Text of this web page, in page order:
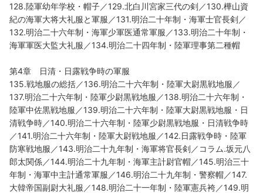
128.陸軍幼年学校・帽子／129.北白川宮家三代の剣／130.樺山資
紀の海軍大将大礼服と軍服／131.明治二十年制・海軍士官長剣／
132.明治二十六年制・海軍少軍医通常軍服／133.明治二十年制・
海軍軍医大監大礼服／134.明治二十四年制・陸軍理事第二種帽
第4章 日清・日露戦争時の軍服
135.戦地服の総括／136.明治二十六年制・陸軍大尉黒戦地服／
137.明治二十六年制・陸軍少尉黒戦地服／138.明治二十六年制・
陸軍中佐黒戦地服／139.明治二十六年制・陸軍大尉黒戦地服・日
清戦争時／140.明治二十六年制・陸軍少尉黒戦地服・日清戦争時
／141.明治二十六年制・陸軍大尉戦地服／142.日露戦争時・陸軍
防寒戦地服／143.明治二十九年制・海軍将官長剣／コラム.坂元八
郎太関係／144.明治二十九年制・海軍主計尉官帽／145.明治三十
年制・海軍中主計通常軍服／146.明治二十九年制・警察帽／147.
大韓帝国副尉大礼服／148.明治二十一年制・陸軍憲兵袴／149.明